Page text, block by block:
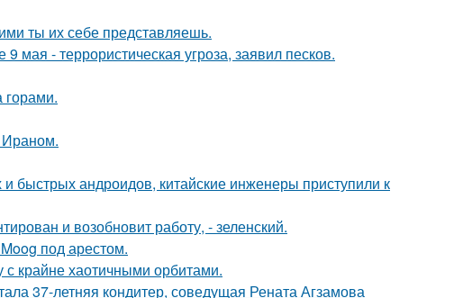
ты их себе представляешь.
мая - террористическая угроза, заявил песков.
горами.
Ираном.
быстрых андроидов, китайские инженеры приступили к
и возобновит работу, - зеленский.
под арестом.
с крайне хаотичными орбитами.
37-летняя кондитер, соведущая Рената Агзамова